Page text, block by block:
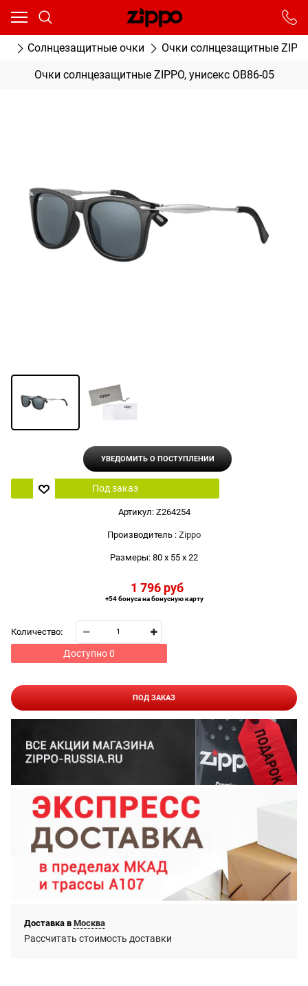
Солнцезащитные очки Очки солнцезащитные
Очки солнцезащитные ZIPPO, унисекс OB86-05
УВЕДОМИТЬ О ПОСТУПЛЕНИИ
Под заказ
Артикул: Z264254
Производитель : Zippo
Размеры: 80 x 55 x 22
1 796 руб
+54 бонуса на бонусную карту
Количество:
Доступно0
ПОД ЗАКАЗ
Доставка в Москва
Рассчитать стоимость доставки
Ваш город - Москва,
От выбранного города зависят сроки доставки